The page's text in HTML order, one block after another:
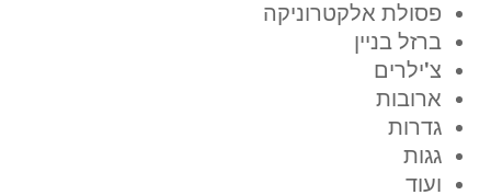
פסולת אלקטרוניקה
ברזל בניין
צ'ילרים
ארובות
גדרות
גגות
ועוד